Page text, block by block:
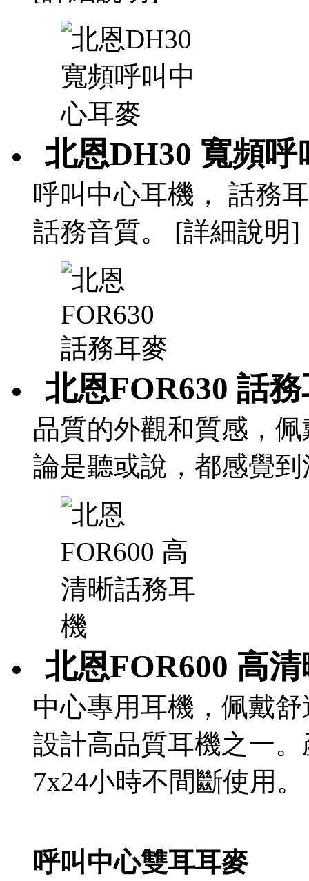
北恩DH30 寬頻呼
呼叫中心耳機， 話務
話務音質。 [詳細說明]
北恩FOR630 話
品質的外觀和質感，
論是聽或說，都感覺
北恩FOR600 高
中心專用耳機，佩戴
設計高品質耳機之一
7x24小時不間斷使用
呼叫中心雙耳耳麥